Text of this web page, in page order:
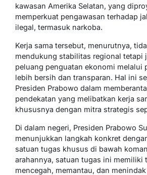
kawasan Amerika Selatan, yang
memperkuat pengawasan terhadap
ilegal, termasuk narkoba.
Kerja sama tersebut, menurutnya,
mendukung stabilitas regional tetapi
peluang penguatan ekonomi melalui
lebih bersih dan transparan. Hal ini
Presiden Prabowo dalam
pendekatan yang melibatkan kerja
khususnya dengan mitra strategis
Di dalam negeri, Presiden Prabowo
menunjukkan langkah konkret
satuan tugas khusus di bawah
arahannya, satuan tugas ini memiliki
mencegah, memantau, dan